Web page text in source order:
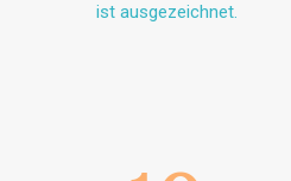
ist ausgezeichnet.